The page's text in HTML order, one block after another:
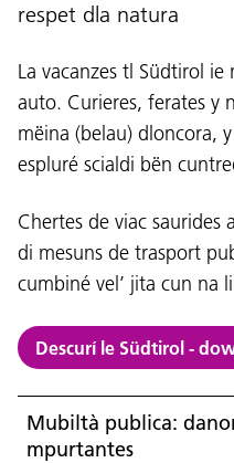
U19 Pass
News
Servisc y cuntat
respet dla natura
La vacanzes tl Südtirol
auto. Curieres, ferates y
mëina (belau) dloncora,
espluré scialdi bën
Chertes de viac saurides
di mesuns de trasport
cumbiné vel’ jita cun na
Descurí le Südtirol -
Mubiltà publica:
mpurtantes